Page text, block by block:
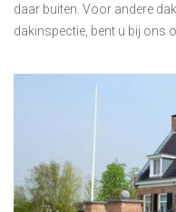
daar buiten. Voor andere
dakinspectie, bent u bij ons